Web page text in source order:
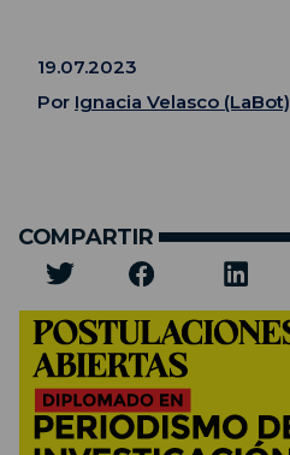
19.07.2023
Por Ignacia Velasco (LaBot)
COMPARTIR